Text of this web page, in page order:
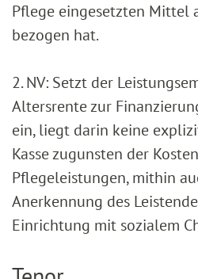
Pflege eingesetzten Mittel
bezogen hat.
2. NV: Setzt der
Altersrente zur
ein, liegt darin keine
Kasse zugunsten der
Pflegeleistungen, mithin
Anerkennung des
Einrichtung mit sozialem